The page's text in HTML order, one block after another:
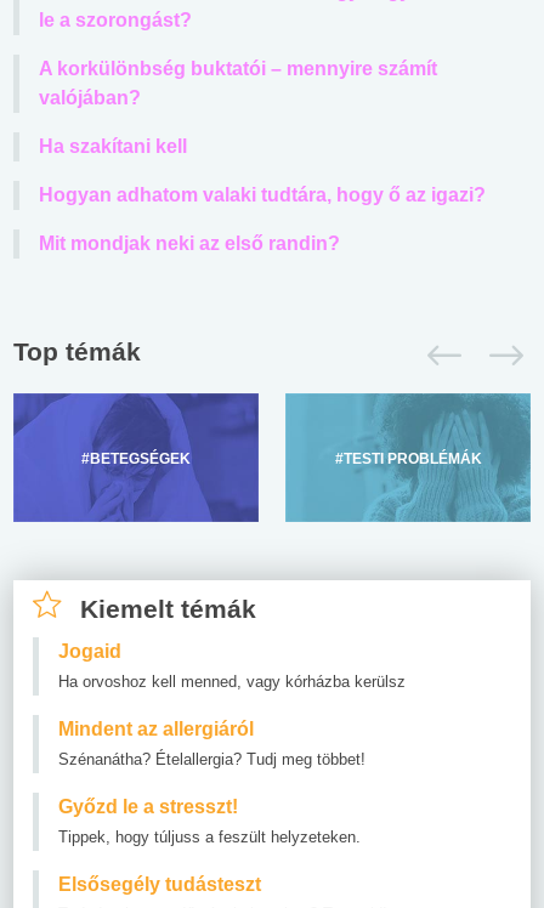
le a szorongást?
A korkülönbség buktatói – mennyire számít
valójában?
Ha szakítani kell
Hogyan adhatom valaki tudtára, hogy ő az igazi?
Mit mondjak neki az első randin?
Top témák
#BETEGSÉGEK #TESTI PROBLÉMÁK
Kiemelt témák
Jogaid
Ha orvoshoz kell menned, vagy kórházba kerülsz
Mindent az allergiáról
Szénanátha? Ételallergia? Tudj meg többet!
Győzd le a stresszt!
Tippek, hogy túljuss a feszült helyzeteken.
Elsősegély tudásteszt